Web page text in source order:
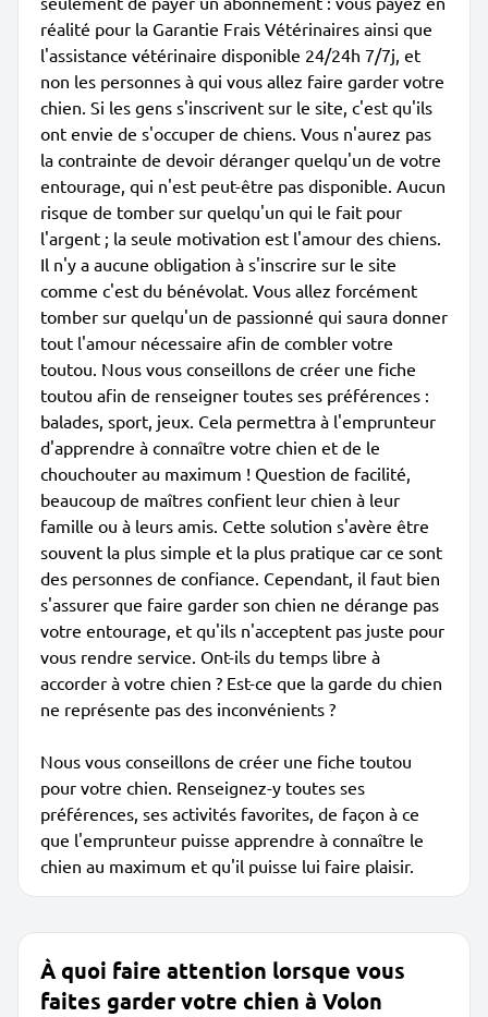
réalité pour la Garantie Frais Vétérinaires ainsi que
l'assistance vétérinaire disponible 24/24h 7/7j, et
non les personnes à qui vous allez faire garder votre
chien. Si les gens s'inscrivent sur le site, c'est qu'ils
ont envie de s'occuper de chiens. Vous n'aurez pas
la contrainte de devoir déranger quelqu'un de votre
entourage, qui n'est peut-être pas disponible. Aucun
risque de tomber sur quelqu'un qui le fait pour
l'argent ; la seule motivation est l'amour des chiens.
Il n'y a aucune obligation à s'inscrire sur le site
comme c'est du bénévolat. Vous allez forcément
tomber sur quelqu'un de passionné qui saura donner
tout l'amour nécessaire afin de combler votre
toutou. Nous vous conseillons de créer une fiche
toutou afin de renseigner toutes ses préférences :
balades, sport, jeux. Cela permettra à l'emprunteur
d'apprendre à connaître votre chien et de le
chouchouter au maximum ! Question de facilité,
beaucoup de maîtres confient leur chien à leur
famille ou à leurs amis. Cette solution s'avère être
souvent la plus simple et la plus pratique car ce sont
des personnes de confiance. Cependant, il faut bien
s'assurer que faire garder son chien ne dérange pas
votre entourage, et qu'ils n'acceptent pas juste pour
vous rendre service. Ont-ils du temps libre à
accorder à votre chien ? Est-ce que la garde du chien
ne représente pas des inconvénients ?
Nous vous conseillons de créer une fiche toutou
pour votre chien. Renseignez-y toutes ses
préférences, ses activités favorites, de façon à ce
que l'emprunteur puisse apprendre à connaître le
chien au maximum et qu'il puisse lui faire plaisir.
À quoi faire attention lorsque vous
faites garder votre chien à Volon